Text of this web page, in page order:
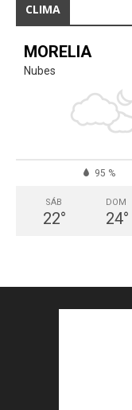
CLIMA
MORELIA
Nubes
95 %
SÁB
22°
DOM
24°